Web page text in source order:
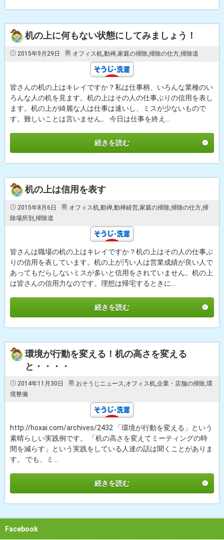
机の上に何もない状態にしてみましょう！
2015年9月29日 オフィス机,動禅,家庭の掃除,掃除の仕方,掃除道
皆さんの机の上はキレイですか？私は仕事柄、いろんな業種のい
ろんな人の机を見ます。机の上はその人の仕事ぶりの信用を表し
ます。机の上が綺麗な人は仕事は速いし、ミスが少ないもので
す。難しいことは言いません。 今日は仕事を終え...
続きを読む
机の上は信用を表す
2015年8月6日 オフィス机,動禅,動禅経営,家庭の掃除,掃除の仕方,掃
除場所別 ,掃除道
皆さんは職場の机の上はキレイですか？机の上はその人の仕事ぶ
りの信用を表しています。机の上が汚い人は営業成績が良い人で
あってもだらしないミスが多いと信用をされていません。机の上
は皆さんの信用力なのです。理想は帰宅するときに...
続きを読む
環境が行動を変える！机の高さを変える
と・・・・
2014年11月30日 おそうじニュース,オフィス机,企業・店舗の掃除,環
境整備
http://hoxai.com/archives/2432 「環境が行動を変える」という
素晴らしい実践例です。 「机の高さを変えてミーティングの時
間を減らす」という実践をしている人達の話は聞くことがありま
す。 でも、ミ...
続きを読む
Facebook